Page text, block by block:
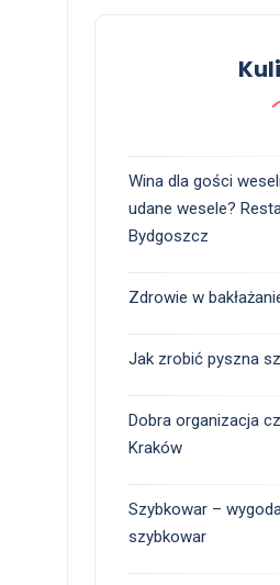
Wina dla gości
udane wesele?
Bydgoszcz
Zdrowie w
Jak zrobić pyszna
Dobra organizacja
Kraków
Szybkowar –
szybkowar